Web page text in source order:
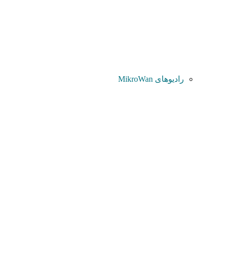
رادیوهای MikroWan